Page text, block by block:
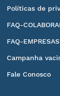
Políticas de
FAQ-
FAQ-EMPRESAS
Campanha
Fale Conosco